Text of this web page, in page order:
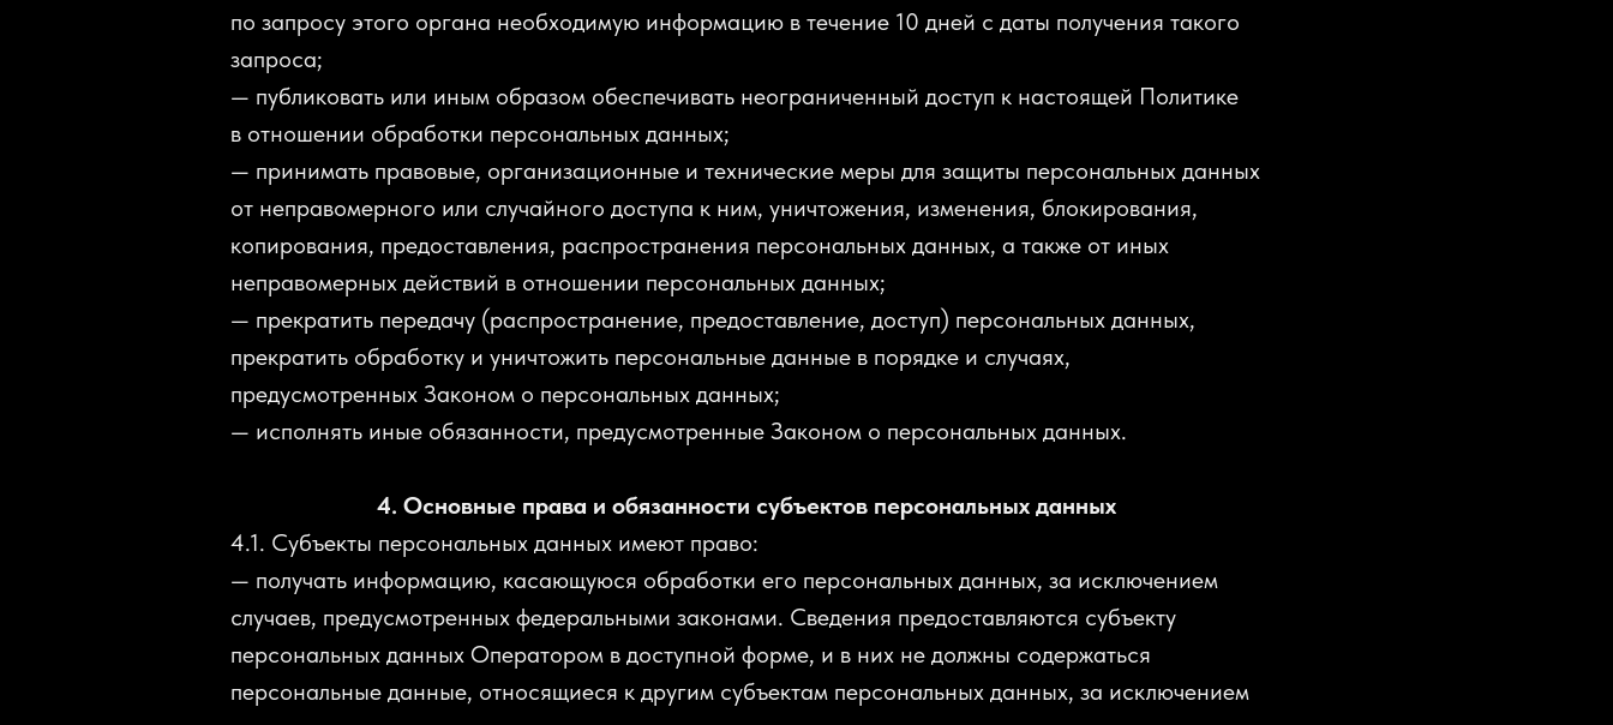
по запросу этого органа необходимую информацию в течение 10 дней с даты получения такого
запроса;
— публиковать или иным образом обеспечивать неограниченный доступ к настоящей Политике
в отношении обработки персональных данных;
— принимать правовые, организационные и технические меры для защиты персональных данных
от неправомерного или случайного доступа к ним, уничтожения, изменения, блокирования,
копирования, предоставления, распространения персональных данных, а также от иных
неправомерных действий в отношении персональных данных;
— прекратить передачу (распространение, предоставление, доступ) персональных данных,
прекратить обработку и уничтожить персональные данные в порядке и случаях,
предусмотренных Законом о персональных данных;
— исполнять иные обязанности, предусмотренные Законом о персональных данных.
4. Основные права и обязанности субъектов персональных данных
4.1. Субъекты персональных данных имеют право:
— получать информацию, касающуюся обработки его персональных данных, за исключением
случаев, предусмотренных федеральными законами. Сведения предоставляются субъекту
персональных данных Оператором в доступной форме, и в них не должны содержаться
персональные данные, относящиеся к другим субъектам персональных данных, за исключением